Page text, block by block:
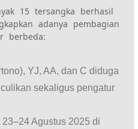
15 tersangka berhasil
adanya pembagian
berbeda:
YJ, AA, dan C diduga
sekaligus pengatur
Agustus 2025 di